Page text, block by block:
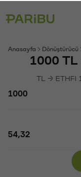
Anasayfa Dönüştürücü
1000
TL → ETHFI